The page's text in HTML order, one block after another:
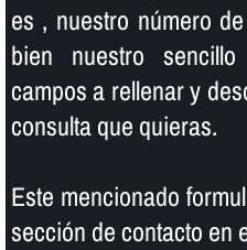
es , nuestro número
bien nuestro
campos a rellenar y
consulta que quieras.
Este mencionado
sección de contacto en